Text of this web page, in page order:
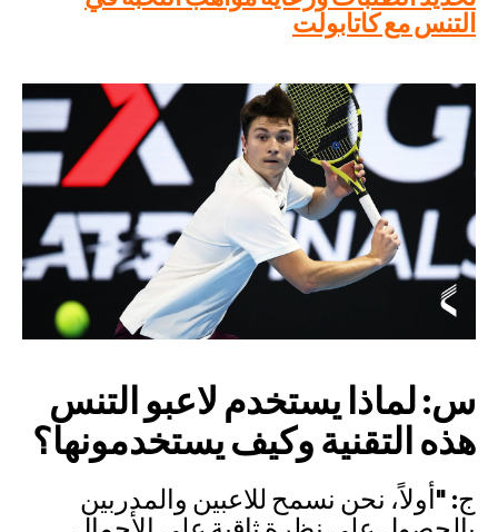
التنس مع كاتابولت
س: لماذا يستخدم لاعبو التنس
هذه التقنية وكيف يستخدمونها؟
ج: "أولاً، نحن نسمح للاعبين والمدربين